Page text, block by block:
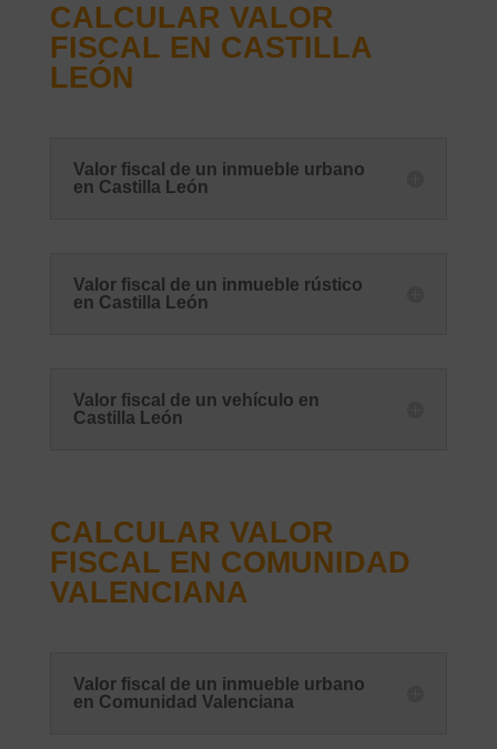
CALCULAR VALOR
FISCAL EN CASTILLA
LEÓN
Valor fiscal de un inmueble urbano
en Castilla León
Valor fiscal de un inmueble rústico
en Castilla León
Valor fiscal de un vehículo en
Castilla León
CALCULAR VALOR
FISCAL EN COMUNIDAD
VALENCIANA
Valor fiscal de un inmueble urbano
en Comunidad Valenciana